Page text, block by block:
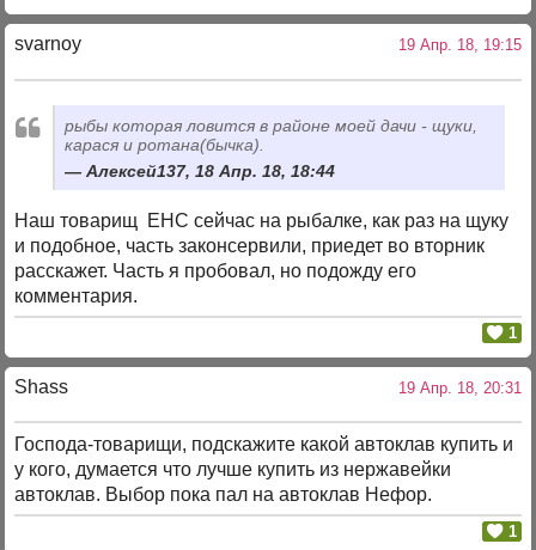
svarnoy 19 Апр. 18, 19:15
рыбы которая ловится в районе моей дачи - щуки,
карася и ротана(бычка).
Алексей137, 18 Апр. 18, 18:44
Наш товарищ ЕНС сейчас на рыбалке, как раз на щуку
и подобное, часть законсервили, приедет во вторник
расскажет. Часть я пробовал, но подожду его
комментария.
1
Shass 19 Апр. 18, 20:31
Господа-товарищи, подскажите какой автоклав купить и
у кого, думается что лучше купить из нержавейки
автоклав. Выбор пока пал на автоклав Нефор.
1